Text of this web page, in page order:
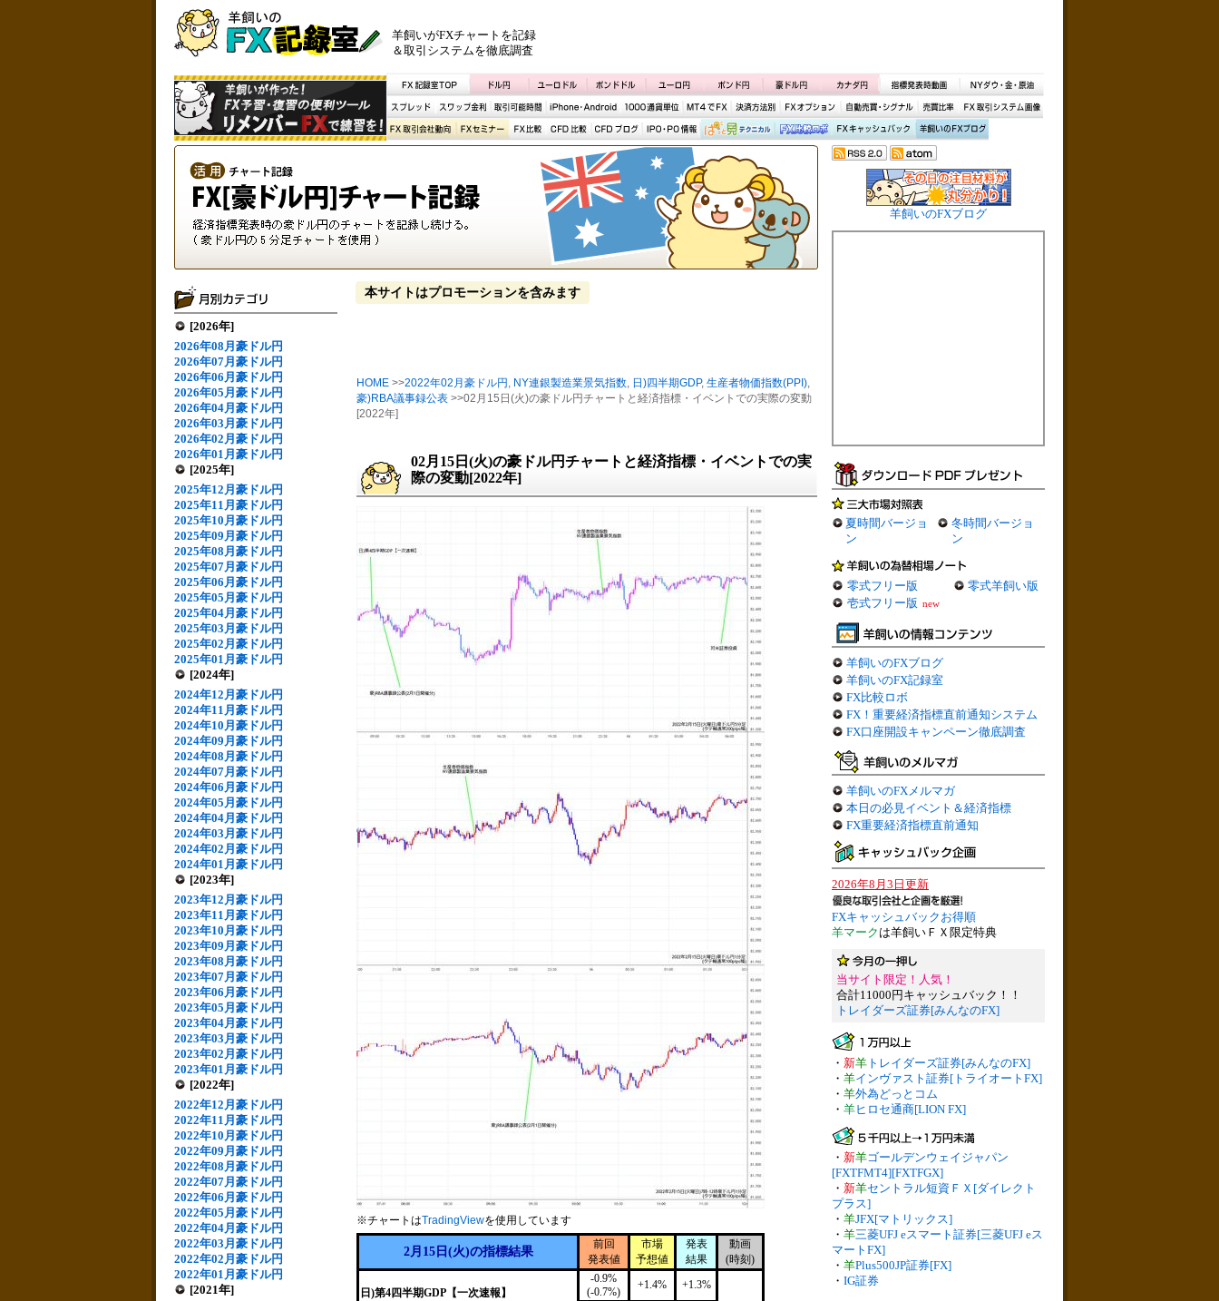
羊飼いがFXチャートを記録
＆取引システムを徹底調査
[2026年]
2026年08月豪ドル円
2026年07月豪ドル円
2026年06月豪ドル円
2026年05月豪ドル円
2026年04月豪ドル円
2026年03月豪ドル円
2026年02月豪ドル円
2026年01月豪ドル円
[2025年]
2025年12月豪ドル円
2025年11月豪ドル円
2025年10月豪ドル円
2025年09月豪ドル円
2025年08月豪ドル円
2025年07月豪ドル円
2025年06月豪ドル円
2025年05月豪ドル円
2025年04月豪ドル円
2025年03月豪ドル円
2025年02月豪ドル円
2025年01月豪ドル円
[2024年]
2024年12月豪ドル円
2024年11月豪ドル円
2024年10月豪ドル円
2024年09月豪ドル円
2024年08月豪ドル円
2024年07月豪ドル円
2024年06月豪ドル円
2024年05月豪ドル円
2024年04月豪ドル円
2024年03月豪ドル円
2024年02月豪ドル円
2024年01月豪ドル円
[2023年]
2023年12月豪ドル円
2023年11月豪ドル円
2023年10月豪ドル円
2023年09月豪ドル円
2023年08月豪ドル円
2023年07月豪ドル円
2023年06月豪ドル円
2023年05月豪ドル円
2023年04月豪ドル円
2023年03月豪ドル円
2023年02月豪ドル円
2023年01月豪ドル円
[2022年]
2022年12月豪ドル円
2022年11月豪ドル円
2022年10月豪ドル円
2022年09月豪ドル円
2022年08月豪ドル円
2022年07月豪ドル円
2022年06月豪ドル円
2022年05月豪ドル円
2022年04月豪ドル円
2022年03月豪ドル円
2022年02月豪ドル円
2022年01月豪ドル円
[2021年]
本サイトはプロモーションを含みます
HOME >>2022年02月豪ドル円 , NY連銀製造業景気指数, 日)四半期GDP, 生産者物価指数(PPI),
豪)RBA議事録公表 >>02月15日(火)の豪ドル円チャートと経済指標・イベントでの実際の変動
[2022年]
02月15日(火)の豪ドル円チャートと経済指標・イベントでの実
際の変動[2022年]
※チャートはTradingViewを使用しています
2月15日(火)の指標結果
前回
発表値
市場
予想値
発表
結果
動画
(時刻)
日)第4四半期GDP【一次速報】
-0.9%
(-0.7%)
+1.4% +1.3%
羊飼いのFXブログ
夏時間バージョ
ン
冬時間バージョ
ン
零式フリー版
零式羊飼い版
壱式フリー版 new
羊飼いのFXブログ
羊飼いのFX記録室
FX比較ロボ
FX！重要経済指標直前通知システム
FX口座開設キャンペーン徹底調査
羊飼いのFXメルマガ
本日の必見イベント＆経済指標
FX重要経済指標直前通知
2026年8月3日更新
FXキャッシュバックお得順
羊マーク は羊飼いＦＸ限定特典
当サイト限定！人気！
合計11000円キャッシュバック！！
トレイダーズ証券[みんなのFX]
・ 新羊 トレイダーズ証券[みんなのFX]
・ 羊インヴァスト証券[トライオートFX]
・ 羊外為どっとコム
・ 羊ヒロセ通商[LION FX]
・ 新羊ゴールデンウェイジャパン
[FXTFMT4][FXTFGX]
・ 新羊セントラル短資ＦＸ[ダイレクト
プラス]
・ 羊JFX[マトリックス]
・ 羊三菱UFJ eスマート証券[三菱UFJ eス
マートFX]
・ 羊Plus500JP証券[FX]
・ IG証券